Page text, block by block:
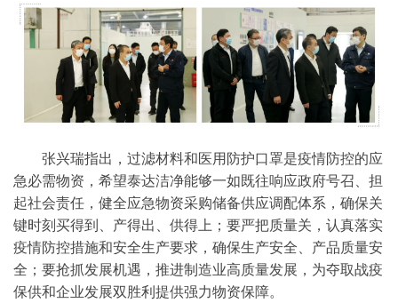
张兴瑞指出，过滤材料和医用防护口罩是疫情防控的应
急必需物资，希望泰达洁净能够一如既往响应政府号召、担
起社会责任，健全应急物资采购储备供应调配体系，确保关
键时刻买得到、产得出、供得上；要严把质量关，认真落实
疫情防控措施和安全生产要求，确保生产安全、产品质量安
全；要抢抓发展机遇，推进制造业高质量发展，为夺取战疫
保供和企业发展双胜利提供强力物资保障。